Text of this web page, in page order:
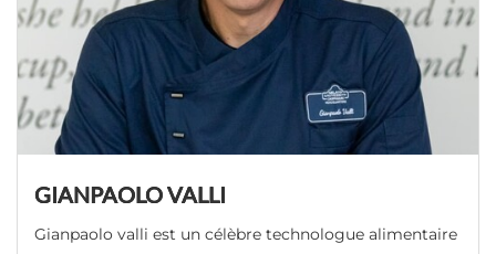
GIANPAOLO VALLI
Gianpaolo valli est un célèbre technologue alimentaire